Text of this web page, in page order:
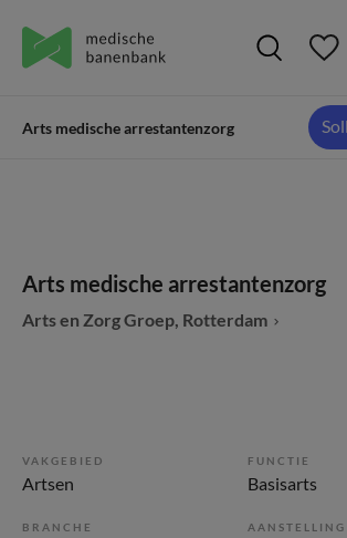
Arts medische arrestantenzorg
Arts medische arrestantenzorg
Arts en Zorg Groep, Rotterdam
VAKGEBIED
Artsen
FUNCTIE
Basisarts
BRANCHE AANSTELLING